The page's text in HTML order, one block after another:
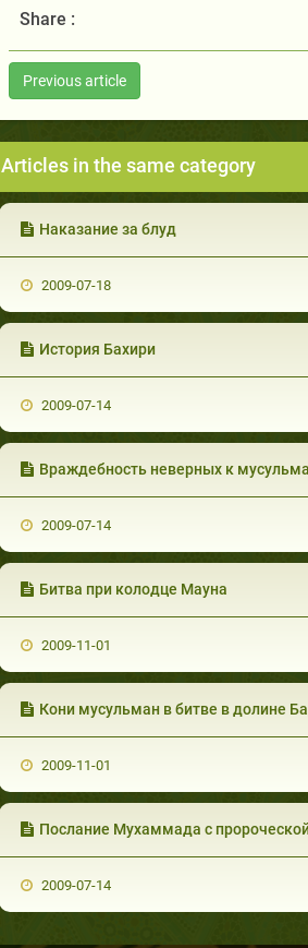
Share :
Previous article
Articles in the same category
Наказание за блуд
2009-07-18
История Бахири
2009-07-14
Враждебность неверных к
2009-07-14
Битва при колодце Мауна
2009-11-01
Кони мусульман в битве в долине
2009-11-01
Послание Мухаммада с
2009-07-14